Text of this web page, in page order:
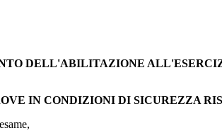
DELL'ABILITAZIONE
IN CONDIZIONI DI SICUREZZA